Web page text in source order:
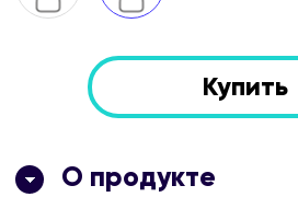
Купить
О продукте